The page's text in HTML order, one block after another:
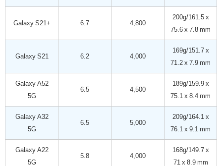
Galaxy S21+ 6.7 4,800
200g/161.5 x
75.6 x 7.8 mm
Galaxy S21 6.2 4,000
169g/151.7 x
71.2 x 7.9 mm
Galaxy A52
5G
6.5 4,500
189g/159.9 x
75.1 x 8.4 mm
Galaxy A32
5G
6.5 5,000
209g/164.1 x
76.1 x 9.1 mm
Galaxy A22
5G
5.8 4,000
168g/149.7 x
71 x 8.9 mm